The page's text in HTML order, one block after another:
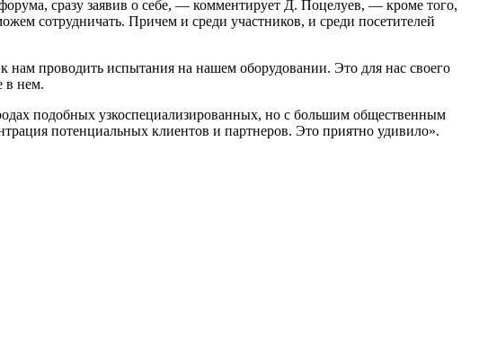
сразу заявив о себе, — комментирует Д. Поцелуев, — кроме того,
сотрудничать. Причем и среди участников, и среди посетителей
нам проводить испытания на нашем оборудовании. Это для нас своего
в нем.
подобных узкоспециализированных, но с большим общественным
потенциальных клиентов и партнеров. Это приятно удивило».